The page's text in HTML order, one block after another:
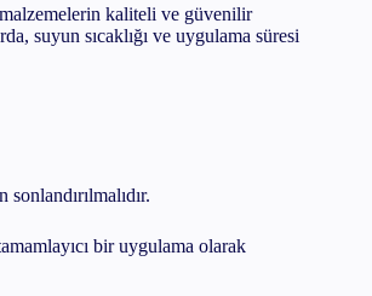
kaliteli ve güvenilir
suyun sıcaklığı ve uygulama süresi
bir uygulama olarak